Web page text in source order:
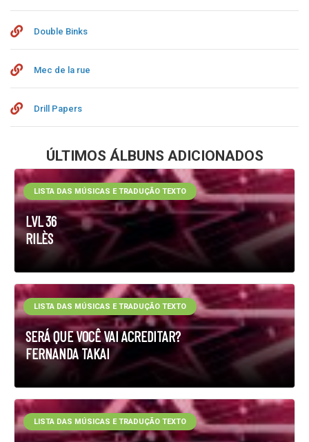
Double Binks
Mec de la rue
Drill Papers
ÚLTIMOS ÁLBUNS ADICIONADOS
LVL 36
RILÈS
LISTA DAS MÚSICAS E TRADUÇÃO TEXTO
SERÁ QUE VOCÊ VAI ACREDITAR?
FERNANDA TAKAI
LISTA DAS MÚSICAS E TRADUÇÃO TEXTO
LISTA DAS MÚSICAS E TRADUÇÃO TEXTO